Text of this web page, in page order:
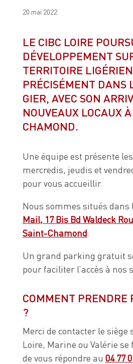
20 mai 2022
LE CIBC LOIRE
DÉVELOPPEMENT
TERRITOIRE
PRÉCISÉMENT DANS
GIER, AVEC SON
NOUVEAUX LOCAUX
CHAMOND.
Une équipe est présente
mercredis, jeudis et
pour vous accueillir.
Nous sommes situés dans
Mail, 17 Bis Bd Waldeck
Saint-Chamond.
Un grand parking gratuit
pour faciliter l’accès à nos
COMMENT PRENDRE
?
Merci de contacter le siège
Loire, Marine ou Valérie
de vous répondre au 04 77